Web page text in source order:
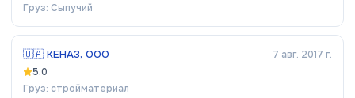
Груз: Сыпучий
🇺🇦 КЕНАЗ, ООО
7 авг. 2017 г.
5.0
Груз: стройматериал